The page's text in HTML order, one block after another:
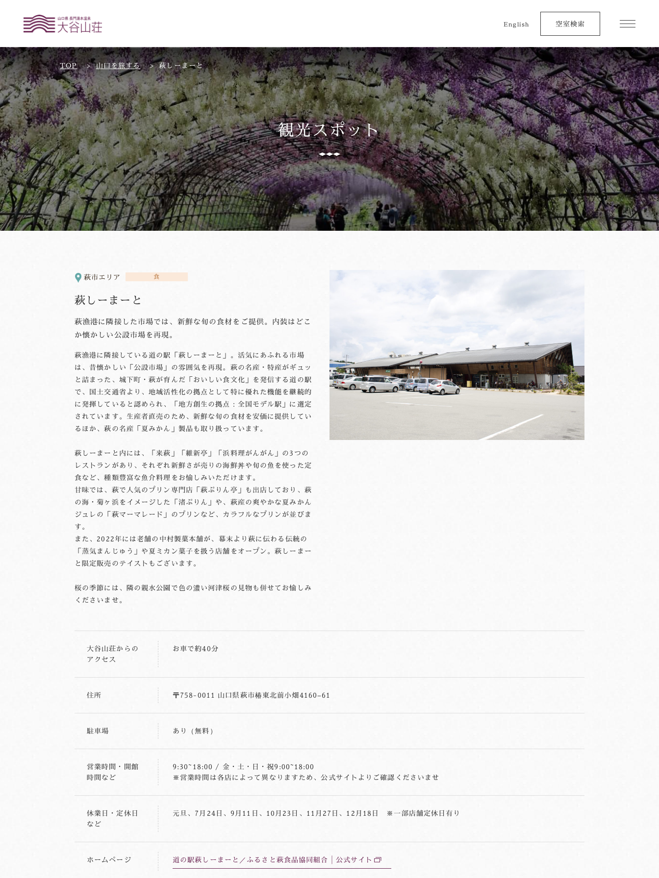
English 空室検索
TOP 山口を旅する 萩しーまーと
観光スポット
萩市エリア 食
萩しーまーと
萩漁港に隣接した市場では、新鮮な旬の食材をご提供。内装はどこ
か懐かしい公設市場を再現。
萩漁港に隣接している道の駅「萩しーまーと」。活気にあふれる市場
は、昔懐かしい「公設市場」の雰囲気を再現。萩の名産・特産がギュッ
と詰まった、城下町・萩が育んだ「おいしい食文化」を発信する道の駅
で、国土交通省より、地域活性化の拠点として特に優れた機能を継続的
に発揮していると認められ、「地方創生の拠点：全国モデル駅」に選定
されています。生産者直売のため、新鮮な旬の食材を安価に提供してい
るほか、萩の名産「夏みかん」製品も取り扱っています。
萩しーまーと内には、「来萩」「維新亭」「浜料理がんがん」の3つの
レストランがあり、それぞれ新鮮さが売りの海鮮丼や旬の魚を使った定
食など、種類豊富な魚介料理をお愉しみいただけます。
甘味では、萩で人気のプリン専門店「萩ぷりん亭」も出店しており、萩
の海・菊ヶ浜をイメージした「渚ぷりん」や、萩産の爽やかな夏みかん
ジュレの「萩マーマレード」のプリンなど、カラフルなプリンが並びま
す。
また、2022年には老舗の中村製菓本舗が、幕末より萩に伝わる伝統の
「蒸気まんじゅう」や夏ミカン菓子を扱う店舗をオープン。萩しーまー
と限定販売のテイストもございます。
桜の季節には、隣の親水公園で色の濃い河津桜の見物も併せてお愉しみ
くださいませ。
大谷山荘からの
アクセス
お車で約40分
住所 〒758-0011 山口県萩市椿東北前小畑4160−61
駐車場 あり（無料）
営業時間・開館
時間など
9:30~18:00 / 金・土・日・祝9:00~18:00
※営業時間は各店によって異なりますため、公式サイトよりご確認くださいませ
休業日・定休日
など
元旦、7月24日、9月11日、10月23日、11月27日、12月18日 ※一部店舗定休日有り
ホームページ 道の駅萩しーまーと／ふるさと萩食品協同組合│公式サイト 別
ウ